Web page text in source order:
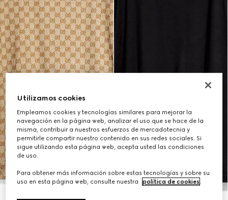
Utilizamos cookies
Empleamos cookies y tecnologías similares para mejorar la
navegación en la página web, analizar el uso que se hace de la
misma, contribuir a nuestros esfuerzos de mercadotecnia y
permitirle compartir nuestro contenido en sus redes sociales. Si
sigue utilizando esta página web, acepta usted las condiciones
de uso.
Para obtener más información sobre estas tecnologías y sobre su
uso en esta página web, consulte nuestra
política de cookies.